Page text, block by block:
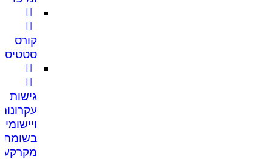
קורס
גישות
בשומת